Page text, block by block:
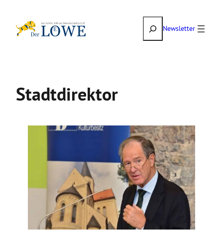
Inhalt
SuchenNewsletter
Stadtdirektor